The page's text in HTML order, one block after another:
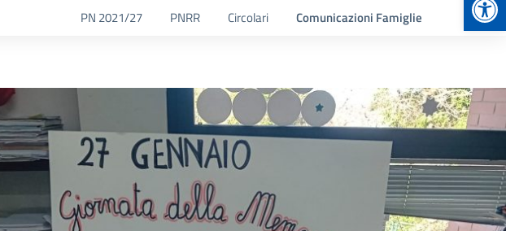
PN 2021/27 PNRR Circolari Comunicazioni Famiglie